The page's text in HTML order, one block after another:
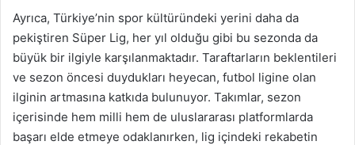
Ayrıca, Türkiye’nin spor kültüründeki yerini daha da
pekiştiren Süper Lig, her yıl olduğu gibi bu sezonda da
büyük bir ilgiyle karşılanmaktadır. Taraftarların beklentileri
ve sezon öncesi duydukları heyecan, futbol ligine olan
ilginin artmasına katkıda bulunuyor. Takımlar, sezon
içerisinde hem milli hem de uluslararası platformlarda
başarı elde etmeye odaklanırken, lig içindeki rekabetin